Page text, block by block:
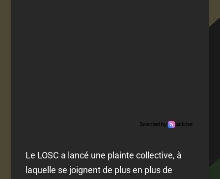
Le LOSC a lancé une plainte collective, à
laquelle se joignent de plus en plus de